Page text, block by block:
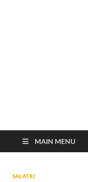
MAIN MENU
SAŁATKI